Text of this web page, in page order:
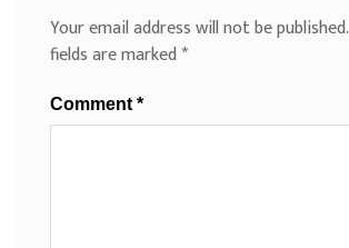
Your email address will not be published.
fields are marked*
Comment*